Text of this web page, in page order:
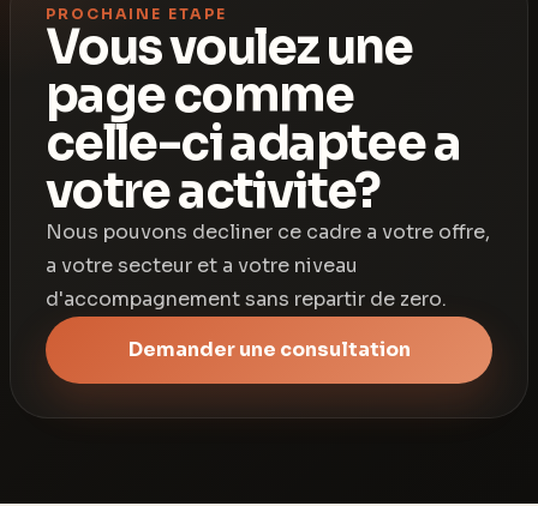
PROCHAINE ETAPE
Vous voulez une
page comme
celle-ci adaptee a
votre activite?
Nous pouvons decliner ce cadre a votre offre,
a votre secteur et a votre niveau
d'accompagnement sans repartir de zero.
Demander une consultation